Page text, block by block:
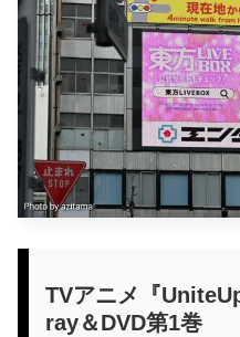
TVアニメ『
ray＆DVD第1巻